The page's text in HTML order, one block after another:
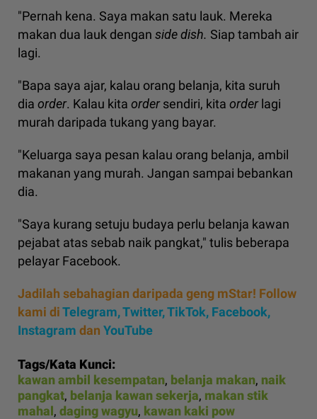
"Pernah kena. Saya makan satu lauk. Mereka
makan dua lauk dengan side dish. Siap tambah air
lagi.
"Bapa saya ajar, kalau orang belanja, kita suruh
dia order. Kalau kita ordersendiri, kita orderlagi
murah daripada tukang yang bayar.
"Keluarga saya pesan kalau orang belanja, ambil
makanan yang murah. Jangan sampai bebankan
dia.
"Saya kurang setuju budaya perlu belanja kawan
pejabat atas sebab naik pangkat," tulis beberapa
pelayar Facebook.
Jadilah sebahagian daripada geng mStar! Follow
kami diTelegram,Twitter,TikTok, Facebook,
Instagram dan YouTube
Tags/Kata Kunci:
kawan ambil kesempatan, belanja makan, naik
pangkat, belanja kawan sekerja, makan stik
mahal, daging wagyu, kawan kaki pow